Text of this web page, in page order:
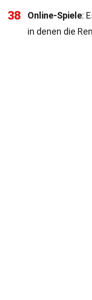
38 Online-Spiele:
in denen die